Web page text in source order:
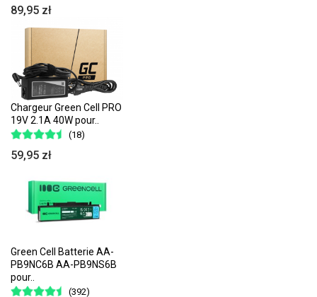
89,95 zł
Chargeur Green Cell PRO
19V 2.1A 40W pour..
(18)
59,95 zł
Green Cell Batterie AA-
PB9NC6B AA-PB9NS6B
pour..
(392)